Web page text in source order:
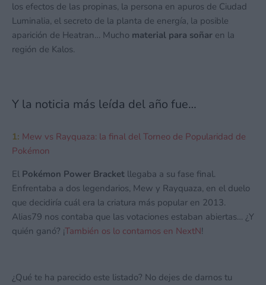
los efectos de las propinas, la persona en apuros de Ciudad
Luminalia, el secreto de la planta de energía, la posible
aparición de Heatran… Mucho material para soñar en la
región de Kalos.
Y la noticia más leída del año fue…
1: Mew vs Rayquaza: la final del Torneo de Popularidad de
Pokémon
El Pokémon Power Bracket llegaba a su fase final.
Enfrentaba a dos legendarios, Mew y Rayquaza, en el duelo
que decidiría cuál era la criatura más popular en 2013.
Alias79 nos contaba que las votaciones estaban abiertas… ¿Y
quién ganó? ¡También os lo contamos en NextN!
¿Qué te ha parecido este listado? No dejes de darnos tu